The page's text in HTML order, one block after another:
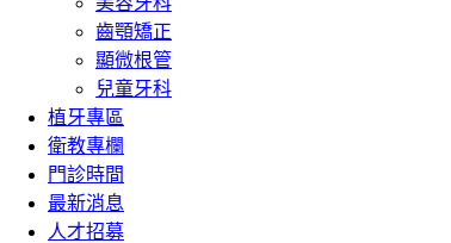
齒顎矯正
顯微根管
兒童牙科
植牙專區
衛教專欄
門診時間
最新消息
人才招募